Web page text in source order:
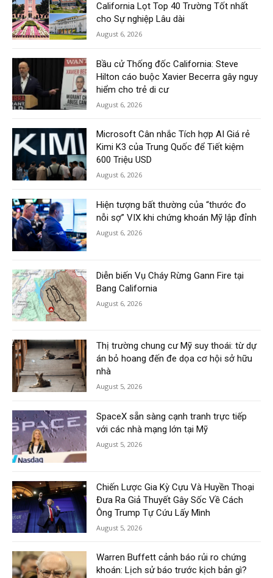
California Lọt Top 40 Trường Tốt nhất
cho Sự nghiệp Lâu dài
August 6, 2026
Bầu cử Thống đốc California: Steve
Hilton cáo buộc Xavier Becerra gây nguy
hiểm cho trẻ di cư
August 6, 2026
Microsoft Cân nhắc Tích hợp AI Giá rẻ
Kimi K3 của Trung Quốc để Tiết kiệm
600 Triệu USD
August 6, 2026
Hiện tượng bất thường của “thước đo
nỗi sợ” VIX khi chứng khoán Mỹ lập đỉnh
August 6, 2026
Diễn biến Vụ Cháy Rừng Gann Fire tại
Bang California
August 6, 2026
Thị trường chung cư Mỹ suy thoái: từ dự
án bỏ hoang đến đe dọa cơ hội sở hữu
nhà
August 5, 2026
SpaceX sẵn sàng cạnh tranh trực tiếp
với các nhà mạng lớn tại Mỹ
August 5, 2026
Chiến Lược Gia Kỳ Cựu Và Huyền Thoại
Đưa Ra Giả Thuyết Gây Sốc Về Cách
Ông Trump Tự Cứu Lấy Mình
August 5, 2026
Warren Buffett cảnh báo rủi ro chứng
khoán: Lịch sử báo trước kịch bản gì?